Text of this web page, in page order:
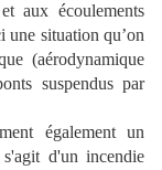
aux écoulements
une situation qu’on
(aérodynamique
suspendus par
également un
d'un incendie